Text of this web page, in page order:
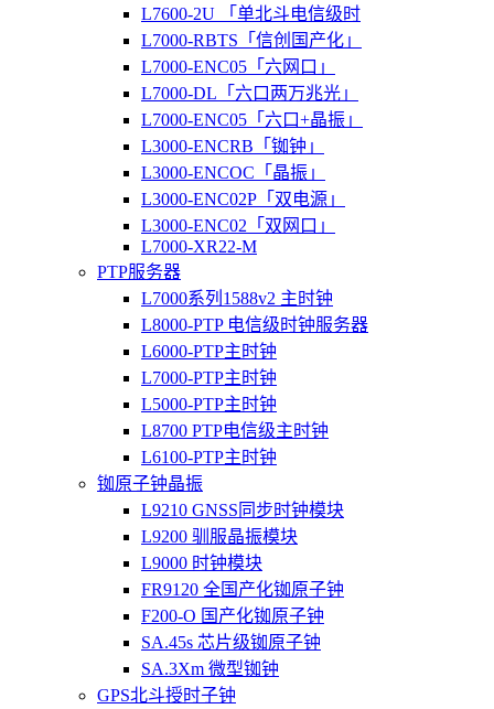
L7600-2U 「单北斗电信级时
L7000-RBTS「信创国产化」
L7000-ENC05「六网口」
L7000-DL「六口两万兆光」
L7000-ENC05「六口+晶振」
L3000-ENCRB「铷钟」
L3000-ENCOC「晶振」
L3000-ENC02P「双电源」
L3000-ENC02「双网口」
L7000-XR22-M
PTP服务器
L7000系列1588v2 主时钟
L8000-PTP 电信级时钟服务器
L6000-PTP主时钟
L7000-PTP主时钟
L5000-PTP主时钟
L8700 PTP电信级主时钟
L6100-PTP主时钟
铷原子钟晶振
L9210 GNSS同步时钟模块
L9200 驯服晶振模块
L9000 时钟模块
FR9120 全国产化铷原子钟
F200-O 国产化铷原子钟
SA.45s 芯片级铷原子钟
SA.3Xm 微型铷钟
GPS北斗授时子钟